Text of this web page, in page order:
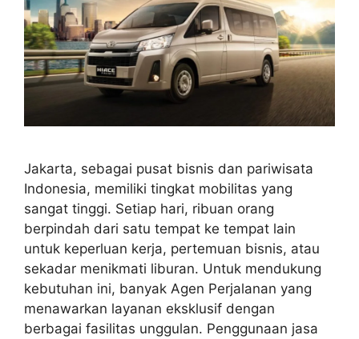
Jakarta, sebagai pusat bisnis dan pariwisata
Indonesia, memiliki tingkat mobilitas yang
sangat tinggi. Setiap hari, ribuan orang
berpindah dari satu tempat ke tempat lain
untuk keperluan kerja, pertemuan bisnis, atau
sekadar menikmati liburan. Untuk mendukung
kebutuhan ini, banyak Agen Perjalanan yang
menawarkan layanan eksklusif dengan
berbagai fasilitas unggulan. Penggunaan jasa